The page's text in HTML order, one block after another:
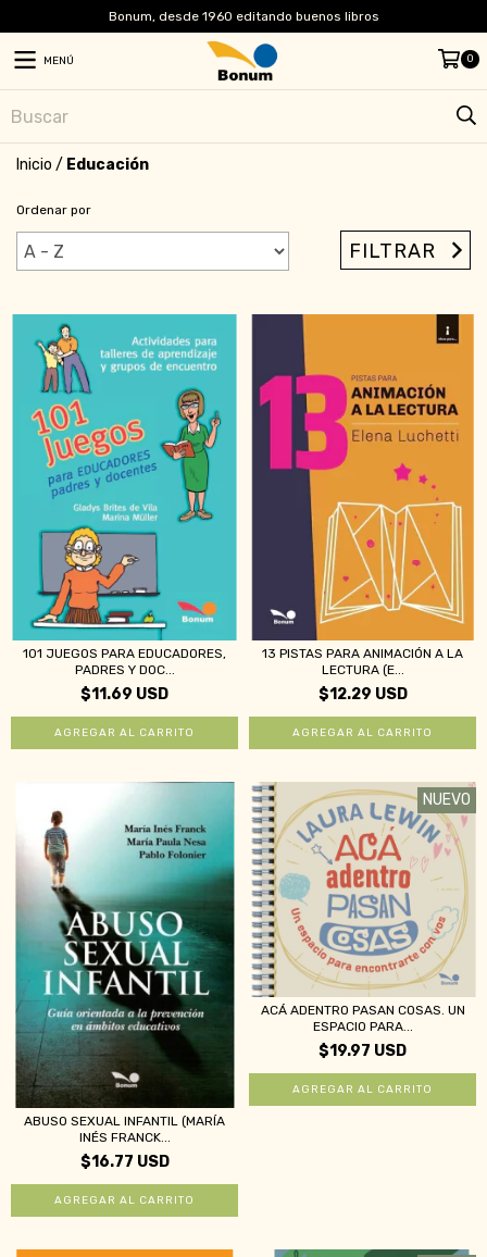
Bonum, desde 1960 editando buenos libros
MENÚ 0
Inicio / Educación
Ordenar por
FILTRAR
101 JUEGOS PARA EDUCADORES,
PADRES Y DOC...
$11.69 USD
13 PISTAS PARA ANIMACIÓN A LA
LECTURA (E...
$12.29 USD
ABUSO SEXUAL INFANTIL (MARÍA
INÉS FRANCK...
$16.77 USD
NUEVO
ACÁ ADENTRO PASAN COSAS. UN
ESPACIO PARA...
$19.97 USD